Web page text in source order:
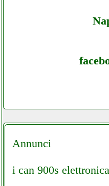
Annunci
i can 900s